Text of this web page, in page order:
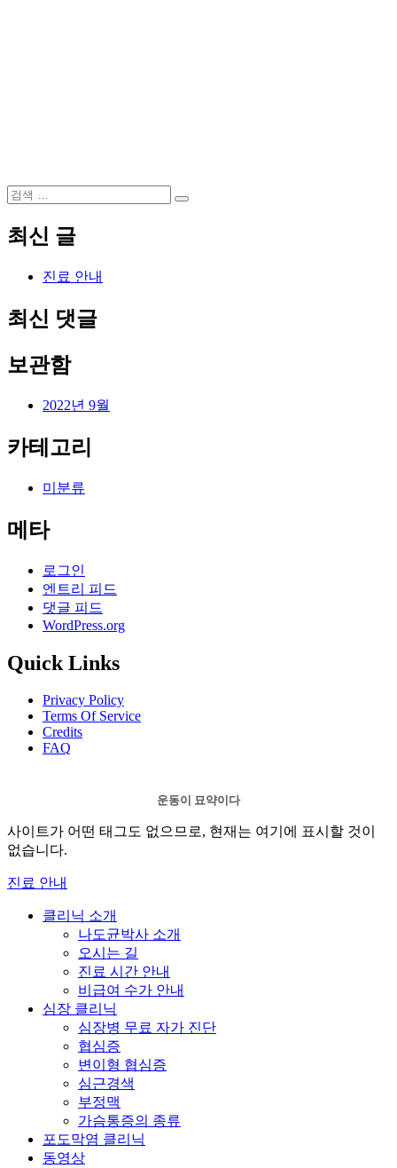
검
검
최신 글
진료 안내
최신 댓글
보관함
2022년 9월
카테고리
미분류
메타
로그인
엔트리 피드
댓글 피드
WordPress.org
Quick Links
Privacy Policy
Terms Of Service
Credits
FAQ
운동이 묘약이다
사이트가 어떤 태그도 없으므로, 현재는 여기에 표시할 것이
없습니다.
진료 안내
클리닉 소개
나도균박사 소개
오시는 길
진료 시간 안내
비급여 수가 안내
심장 클리닉
심장병 무료 자가 진단
협심증
변이형 협심증
심근경색
부정맥
가슴통증의 종류
포도막염 클리닉
동영상